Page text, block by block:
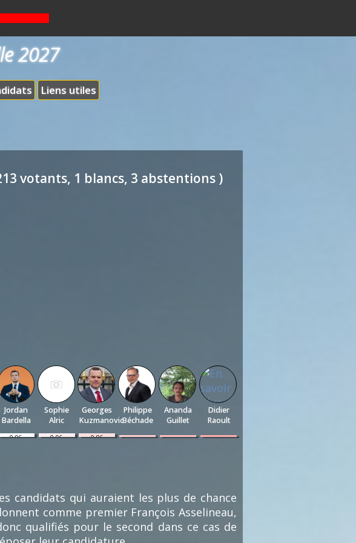
Liens utiles
2027
votants, 1 blancs, 3 abstentions )
Jordan
Bardella
0.96
Sophie
Alric
0.96
Georges
Kuzmanovic
0.96
Philippe
Béchade
0.48
Ananda
Guillet
0.48
Didier
Raoult
0.48
candidats qui auraient les plus de chance
comme premier François Asselineau,
qualifiés pour le second dans ce cas de